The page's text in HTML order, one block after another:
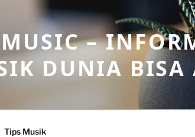
–
DUNIA BISA
Tips Musik